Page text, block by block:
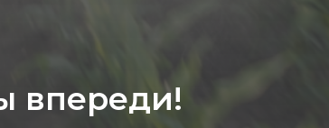
впереди!